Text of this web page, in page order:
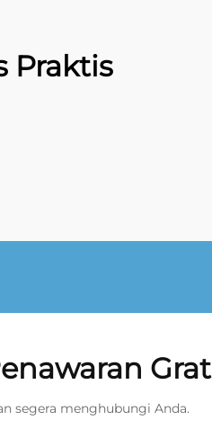
Praktis
segera menghubungi Anda.